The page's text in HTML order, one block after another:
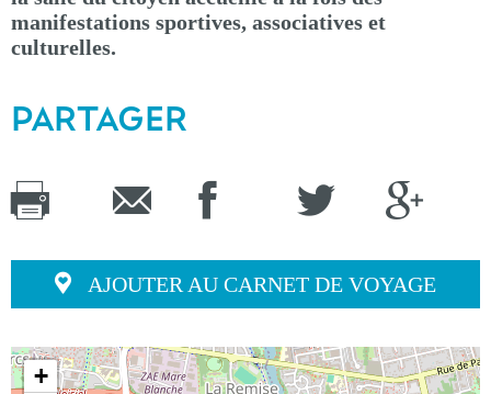
manifestations sportives, associatives et
culturelles.
PARTAGER
AJOUTER AU CARNET DE VOYAGE
+